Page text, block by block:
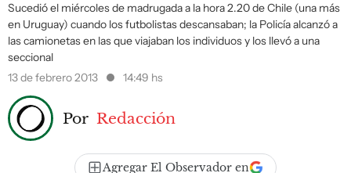
Sucedió el miércoles de madrugada a la hora 2.20 de Chile (una más
en Uruguay) cuando los futbolistas descansaban; la Policía alcanzó a
las camionetas en las que viajaban los individuos y los llevó a una
seccional
13 de febrero 2013
14:49 hs
Por Redacción
Agregar El Observador en